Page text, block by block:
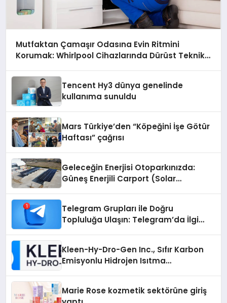
Mutfaktan Çamaşır Odasına Evin Ritmini
Korumak: Whirlpool Cihazlarında Dürüst Teknik
Tencent Hy3 dünya genelinde
kullanıma sunuldu
Mars Türkiye’den “Köpeğini İşe Götür
Haftası” çağrısı
Geleceğin Enerjisi Otoparkınızda:
Güneş Enerjili Carport (Solar
Telegram Grupları ile Doğru
Topluluğa Ulaşın: Telegram’da İlgi
Kleen-Hy-Dro-Gen Inc., Sıfır Karbon
Emisyonlu Hidrojen Isıtma
Marie Rose kozmetik sektörüne giriş